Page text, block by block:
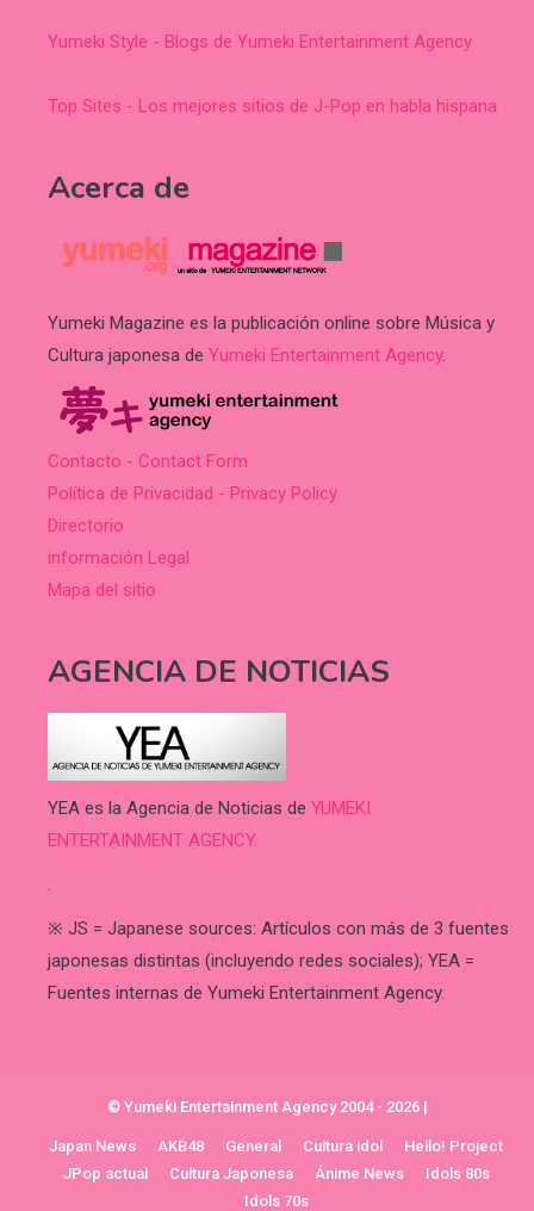
Yumeki Style - Blogs de Yumeki Entertainment Agency
Top Sites - Los mejores sitios de J-Pop en habla hispana
Acerca de
Yumeki Magazine es la publicación online sobre Música y
Cultura japonesa de Yumeki Entertainment Agency.
Contacto - Contact Form
Política de Privacidad - Privacy Policy
Directorio
información Legal
Mapa del sitio
AGENCIA DE NOTICIAS
YEA es la Agencia de Noticias de YUMEKI
ENTERTAINMENT AGENCY.
.
※ JS = Japanese sources: Artículos con más de 3 fuentes
japonesas distintas (incluyendo redes sociales); YEA =
Fuentes internas de Yumeki Entertainment Agency.
© Yumeki Entertainment Agency 2004 - 2026 |
Japan News AKB48 General Cultura idol
Hello! Project
JPop actual
Cultura Japonesa Ánime News
Idols 80s
Idols 70s